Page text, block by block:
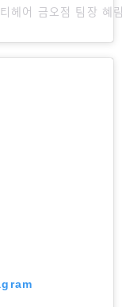
어 금오점 팀장